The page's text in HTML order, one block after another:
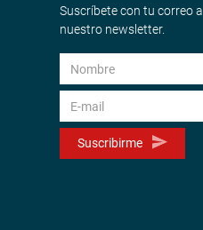
Suscríbete con tu correo a
nuestro newsletter.
Suscribirme